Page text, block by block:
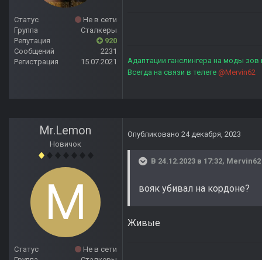
Статус
Не в сети
Группа
Сталкеры
Репутация
920
Сообщений
2231
Регистрация
15.07.2021
Адаптации ганслингера на моды зов
Всегда на связи в телеге @Mervin62
Mr.Lemon
Новичок
Статус
Не в сети
Опубликовано 24 декабря, 2023
В 24.12.2023 в 17:32, Mervin62
вояк убивал на кордоне?
Живые